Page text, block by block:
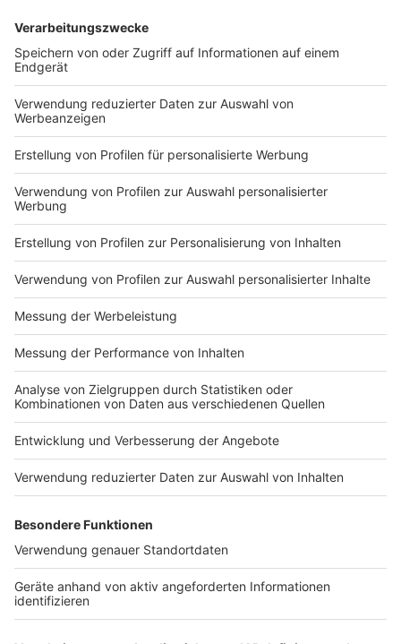
dann wohl der Bund.
Anzeige
Corona-Notbremse bei Inzidenz über 100
Anzeige
Sollte es in gewissen Gebieten wieder eine Inzidenz
über 100 Neuinfektionen pro 100.000 Einwohner
binnen sieben Tagen, drei Tage in Folge geben, dann
sollen die Regeln, die bis zum 7. März gegolten haben,
tritt dann in Kraft.
Anzeige
Nächster Bund-Länder-Gipfel am 22. März
Wie es in Deutschland weitergeht, vor allem in Hinblick
Fahrplan rund um Ostern, wird auf der nächsten
Schalte zwischen Bundeskanzlerin Merkel und den
Ministerpräsident*innen am 22. März entschieden.